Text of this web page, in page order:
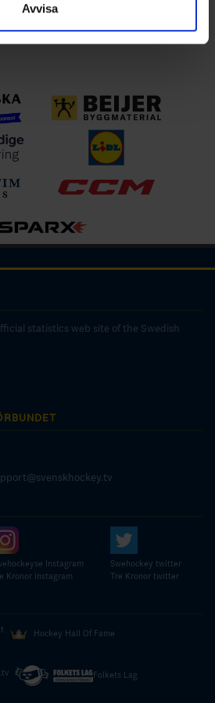
Avvisa
statistics web site of the Swedish
Instagram
Kronor instagram
Swehockey twitter
Tre Kronor twitter
Hockey Hall Of Fame
Folkets Lag